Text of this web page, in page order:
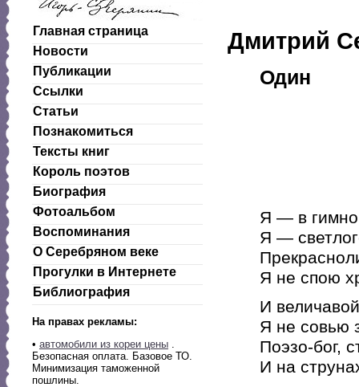
Главная страница
Новости
Публикации
Ссылки
Статьи
Познакомиться
Тексты книг
Король поэтов
Биография
Фотоальбом
Воспоминания
О Серебряном веке
Прогулки в Интернете
Библиография
На правах рекламы:
• автомобили из кореи цены .
Безопасная оплата. Базовое ТО.
Минимизация таможенной
пошлины.
Дмитрий
Один
Я — в
Я —
Я не спою
И
Я не совью
Поэзо-бог,
И на